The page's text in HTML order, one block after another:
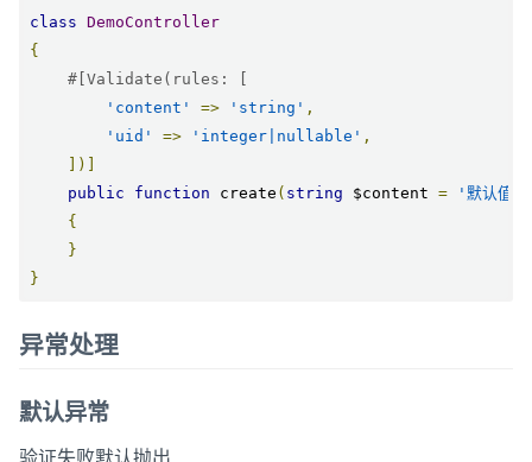
class DemoController
{
#[Validate(rules: [
'content'
=> 'string' ,
'uid'
=> 'integer|nullable' ,
])]
public
function create ( string $content = '默认值'
{
}
}
异常处理
默认异常
验证失败默认抛出